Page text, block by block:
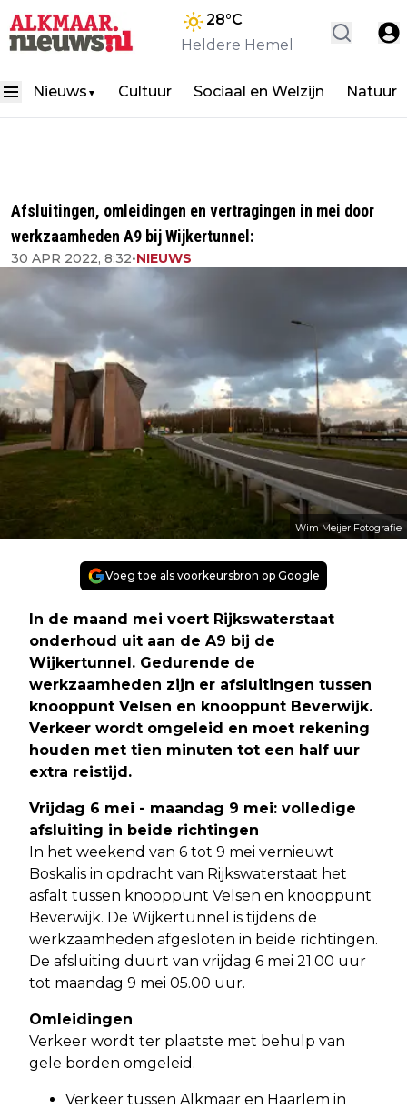
28°C
Heldere Hemel
Nieuws ▼ Cultuur Sociaal en Welzijn Natuur
Afsluitingen, omleidingen en vertragingen in mei door
werkzaamheden A9 bij Wijkertunnel:
30 APR 2022, 8:32•NIEUWS
Wim Meijer Fotografie
Voeg toe als voorkeursbron op Google
In de maand mei voert Rijkswaterstaat
onderhoud uit aan de A9 bij de
Wijkertunnel. Gedurende de
werkzaamheden zijn er afsluitingen tussen
knooppunt Velsen en knooppunt Beverwijk.
Verkeer wordt omgeleid en moet rekening
houden met tien minuten tot een half uur
extra reistijd.
Vrijdag 6 mei - maandag 9 mei: volledige
afsluiting in beide richtingen
In het weekend van 6 tot 9 mei vernieuwt
Boskalis in opdracht van Rijkswaterstaat het
asfalt tussen knooppunt Velsen en knooppunt
Beverwijk. De Wijkertunnel is tijdens de
werkzaamheden afgesloten in beide richtingen.
De afsluiting duurt van vrijdag 6 mei 21.00 uur
tot maandag 9 mei 05.00 uur.
Omleidingen
Verkeer wordt ter plaatste met behulp van
gele borden omgeleid.
Verkeer tussen Alkmaar en Haarlem in